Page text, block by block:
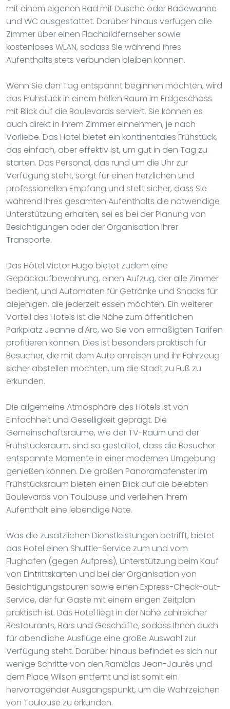
mit einem eigenen Bad mit Dusche oder Badewanne
und WC ausgestattet. Darüber hinaus verfügen alle
Zimmer über einen Flachbildfernseher sowie
kostenloses WLAN, sodass Sie während Ihres
Aufenthalts stets verbunden bleiben können.
Wenn Sie den Tag entspannt beginnen möchten, wird
das Frühstück in einem hellen Raum im Erdgeschoss
mit Blick auf die Boulevards serviert. Sie können es
auch direkt in Ihrem Zimmer einnehmen, je nach
Vorliebe. Das Hotel bietet ein kontinentales Frühstück,
das einfach, aber effektiv ist, um gut in den Tag zu
starten. Das Personal, das rund um die Uhr zur
Verfügung steht, sorgt für einen herzlichen und
professionellen Empfang und stellt sicher, dass Sie
während Ihres gesamten Aufenthalts die notwendige
Unterstützung erhalten, sei es bei der Planung von
Besichtigungen oder der Organisation Ihrer
Transporte.
Das Hôtel Victor Hugo bietet zudem eine
Gepäckaufbewahrung, einen Aufzug, der alle Zimmer
bedient, und Automaten für Getränke und Snacks für
diejenigen, die jederzeit essen möchten. Ein weiterer
Vorteil des Hotels ist die Nähe zum öffentlichen
Parkplatz Jeanne d'Arc, wo Sie von ermäßigten Tarifen
profitieren können. Dies ist besonders praktisch für
Besucher, die mit dem Auto anreisen und ihr Fahrzeug
sicher abstellen möchten, um die Stadt zu Fuß zu
erkunden.
Die allgemeine Atmosphäre des Hotels ist von
Einfachheit und Geselligkeit geprägt. Die
Gemeinschaftsräume, wie der TV-Raum und der
Frühstücksraum, sind so gestaltet, dass die Besucher
entspannte Momente in einer modernen Umgebung
genießen können. Die großen Panoramafenster im
Frühstücksraum bieten einen Blick auf die belebten
Boulevards von Toulouse und verleihen Ihrem
Aufenthalt eine lebendige Note.
Was die zusätzlichen Dienstleistungen betrifft, bietet
das Hotel einen Shuttle-Service zum und vom
Flughafen (gegen Aufpreis), Unterstützung beim Kauf
von Eintrittskarten und bei der Organisation von
Besichtigungstouren sowie einen Express-Check-out-
Service, der für Gäste mit einem engen Zeitplan
praktisch ist. Das Hotel liegt in der Nähe zahlreicher
Restaurants, Bars und Geschäfte, sodass Ihnen auch
für abendliche Ausflüge eine große Auswahl zur
Verfügung steht. Darüber hinaus befindet es sich nur
wenige Schritte von den Ramblas Jean-Jaurès und
dem Place Wilson entfernt und ist somit ein
hervorragender Ausgangspunkt, um die Wahrzeichen
von Toulouse zu erkunden.